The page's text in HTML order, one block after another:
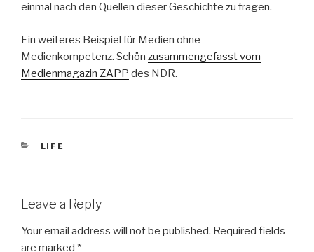
einmal nach den Quellen dieser Geschichte zu fragen.
Ein weiteres Beispiel für Medien ohne
Medienkompetenz. Schön zusammengefasst vom
Medienmagazin ZAPP des NDR.
CATEGORIES
LIFE
Leave a Reply
Your email address will not be published. Required fields
are marked *